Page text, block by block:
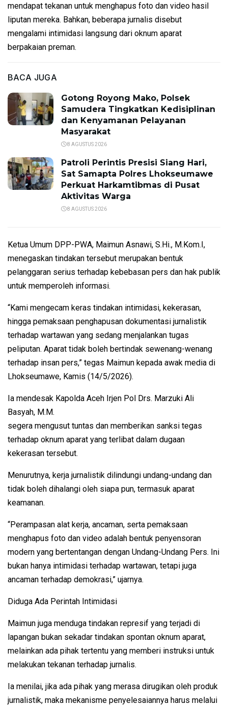
mendapat tekanan untuk menghapus foto dan video hasil
liputan mereka. Bahkan, beberapa jurnalis disebut
mengalami intimidasi langsung dari oknum aparat
berpakaian preman.
BACA JUGA
Gotong Royong Mako, Polsek
Samudera Tingkatkan Kedisiplinan
dan Kenyamanan Pelayanan
Masyarakat
8 AGUSTUS 2026
Patroli Perintis Presisi Siang Hari,
Sat Samapta Polres Lhokseumawe
Perkuat Harkamtibmas di Pusat
Aktivitas Warga
8 AGUSTUS 2026
Ketua Umum DPP-PWA, Maimun Asnawi, S.Hi., M.Kom.I,
menegaskan tindakan tersebut merupakan bentuk
pelanggaran serius terhadap kebebasan pers dan hak publik
untuk memperoleh informasi.
“Kami mengecam keras tindakan intimidasi, kekerasan,
hingga pemaksaan penghapusan dokumentasi jurnalistik
terhadap wartawan yang sedang menjalankan tugas
peliputan. Aparat tidak boleh bertindak sewenang-wenang
terhadap insan pers,” tegas Maimun kepada awak media di
Lhokseumawe, Kamis (14/5/2026).
Ia mendesak Kapolda Aceh Irjen Pol Drs. Marzuki Ali
Basyah, M.M.
segera mengusut tuntas dan memberikan sanksi tegas
terhadap oknum aparat yang terlibat dalam dugaan
kekerasan tersebut.
Menurutnya, kerja jurnalistik dilindungi undang-undang dan
tidak boleh dihalangi oleh siapa pun, termasuk aparat
keamanan.
“Perampasan alat kerja, ancaman, serta pemaksaan
menghapus foto dan video adalah bentuk penyensoran
modern yang bertentangan dengan Undang-Undang Pers. Ini
bukan hanya intimidasi terhadap wartawan, tetapi juga
ancaman terhadap demokrasi,” ujarnya.
Diduga Ada Perintah Intimidasi
Maimun juga menduga tindakan represif yang terjadi di
lapangan bukan sekadar tindakan spontan oknum aparat,
melainkan ada pihak tertentu yang memberi instruksi untuk
melakukan tekanan terhadap jurnalis.
Ia menilai, jika ada pihak yang merasa dirugikan oleh produk
jurnalistik, maka mekanisme penyelesaiannya harus melalui